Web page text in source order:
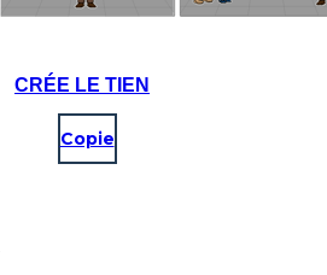
CRÉE LE TIEN
Copie